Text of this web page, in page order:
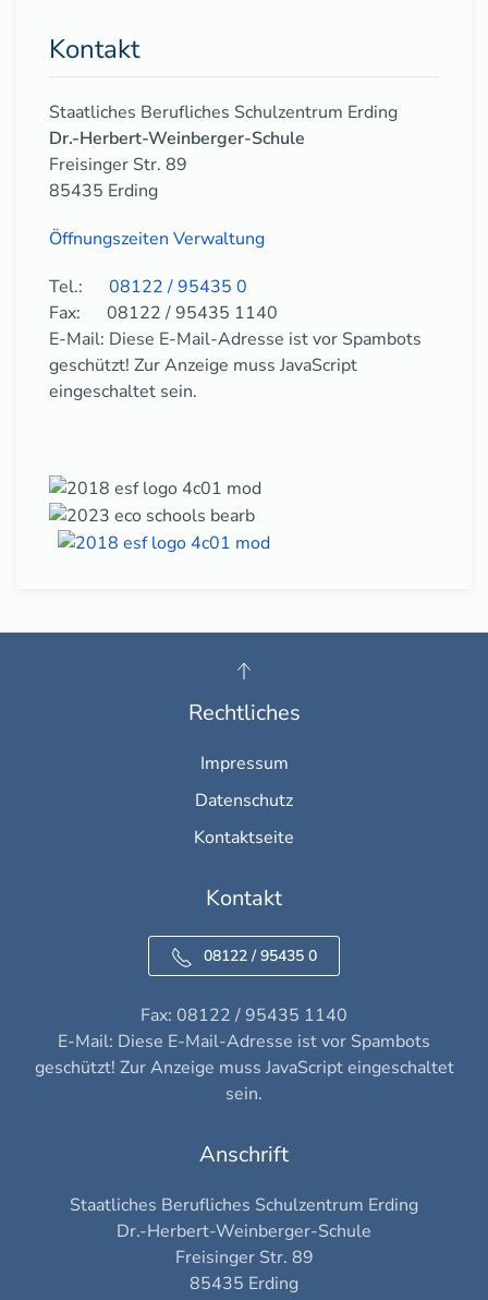
Kontakt
Staatliches Berufliches Schulzentrum Erding
Dr.-Herbert-Weinberger-Schule
Freisinger Str. 89
85435 Erding
Öffnungszeiten Verwaltung
Tel.: 08122 / 95435 0
Fax: 08122 / 95435 1140
E-Mail: Diese E-Mail-Adresse ist vor Spambots
geschützt! Zur Anzeige muss JavaScript
eingeschaltet sein.
Rechtliches
Impressum
Datenschutz
Kontaktseite
Kontakt
08122 / 95435 0
Fax: 08122 / 95435 1140
E-Mail: Diese E-Mail-Adresse ist vor Spambots
geschützt! Zur Anzeige muss JavaScript eingeschaltet
sein.
Anschrift
Staatliches Berufliches Schulzentrum Erding
Dr.-Herbert-Weinberger-Schule
Freisinger Str. 89
85435 Erding